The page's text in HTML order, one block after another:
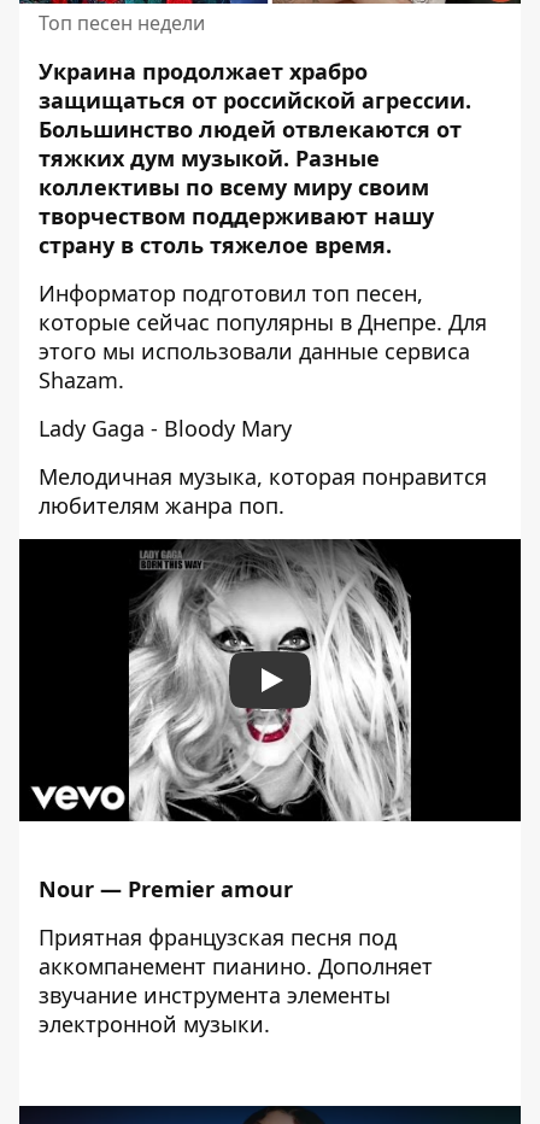
Топ песен недели
Украина продолжает храбро
защищаться от российской агрессии.
Большинство людей отвлекаются от
тяжких дум музыкой. Разные
коллективы по всему миру своим
творчеством поддерживают нашу
страну в столь тяжелое время.
Информатор подготовил топ песен,
которые сейчас популярны в Днепре. Для
этого мы использовали данные сервиса
Shazam.
Lady Gaga - Bloody Mary
Мелодичная музыка, которая понравится
любителям жанра поп.
Play
Nour — Premier amour
Приятная французская песня под
аккомпанемент пианино. Дополняет
звучание инструмента элементы
электронной музыки.